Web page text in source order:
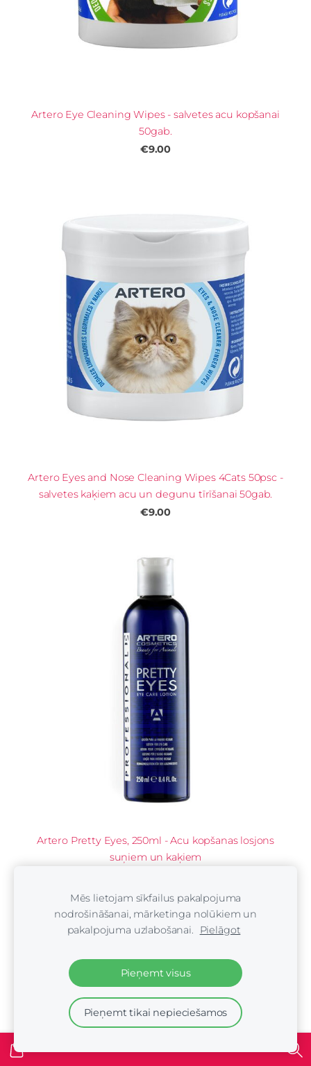
Artero Eye Cleaning Wipes - salvetes acu kopšanai
50gab.
€9.00
Artero Eyes and Nose Cleaning Wipes 4Cats 50psc -
salvetes kaķiem acu un degunu tīrīšanai 50gab.
€9.00
Artero Pretty Eyes, 250ml - Acu kopšanas losjons
suņiem un kaķiem
Mēs lietojam sīkfailus pakalpojuma
nodrošināšanai, mārketinga nolūkiem un
pakalpojuma uzlabošanai.
Pielāgot
Pieņemt visus
Pieņemt tikai nepieciešamos